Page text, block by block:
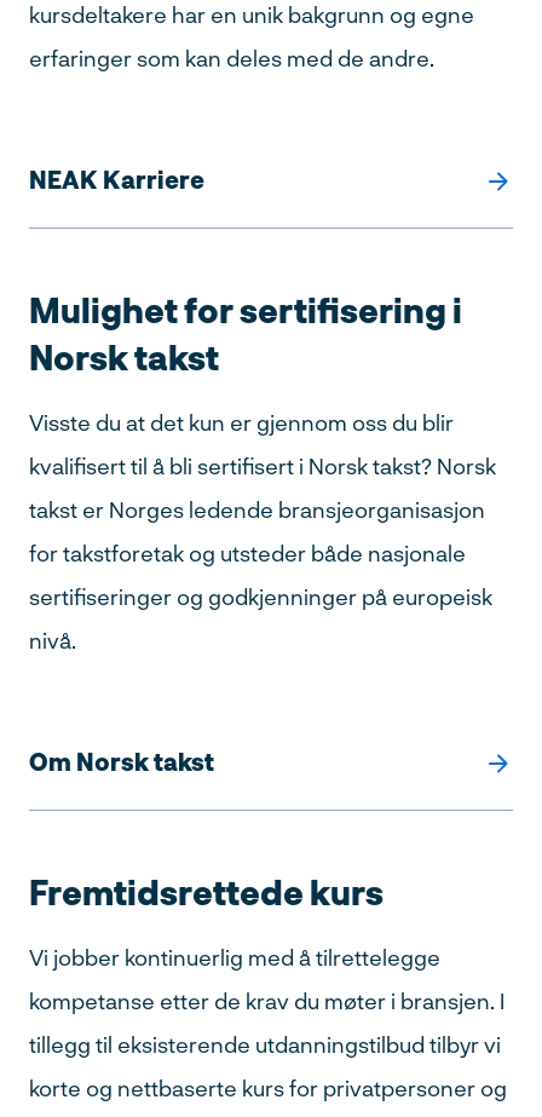
kursdeltakere har en unik bakgrunn og egne
erfaringer som kan deles med de andre.
NEAK Karriere
Mulighet for sertifisering i
Norsk takst
Visste du at det kun er gjennom oss du blir
kvalifisert til å bli sertifisert i Norsk takst? Norsk
takst er Norges ledende bransjeorganisasjon
for takstforetak og utsteder både nasjonale
sertifiseringer og godkjenninger på europeisk
nivå.
Om Norsk takst
Fremtidsrettede kurs
Vi jobber kontinuerlig med å tilrettelegge
kompetanse etter de krav du møter i bransjen. I
tillegg til eksisterende utdanningstilbud tilbyr vi
korte og nettbaserte kurs for privatpersoner og